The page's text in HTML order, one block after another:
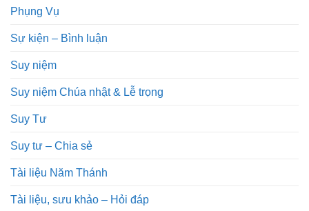
Phụng Vụ
Sự kiện – Bình luận
Suy niệm
Suy niệm Chúa nhật & Lễ trọng
Suy Tư
Suy tư – Chia sẻ
Tài liệu Năm Thánh
Tài liệu, sưu khảo – Hỏi đáp